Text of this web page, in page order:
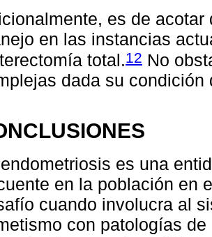
es de
en las instancias
total.12 No
dada su
es una
en la población en
cuando involucra al
con patologías